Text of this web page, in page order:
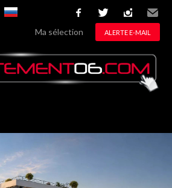
facebooktwitterinstagram
Email
Ma sélection ALERTE E-MAIL